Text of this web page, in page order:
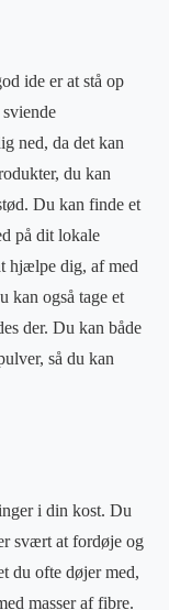
ide er at stå op
ned, da det kan
du kan
Du kan finde et
på dit lokale
hjælpe dig, af med
kan også tage et
der. Du kan både
så du kan
i din kost. Du
svært at fordøje og
du ofte døjer med,
masser af fibre.